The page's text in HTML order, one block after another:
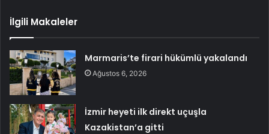
İlgili Makaleler
Marmaris’te firari hükümlü yakalandı
Ağustos 6, 2026
İzmir heyeti ilk direkt uçuşla
Kazakistan’a gitti